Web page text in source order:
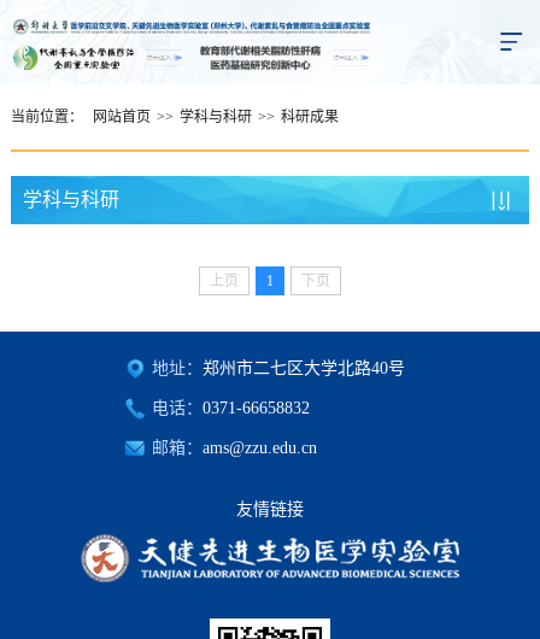
当前位置： 网站首页 >> 学科与科研 >> 科研成果
学科与科研
上页 1 下页
地址： 郑州市二七区大学北路40号
电话： 0371-66658832
邮箱： ams@zzu.edu.cn
友情链接